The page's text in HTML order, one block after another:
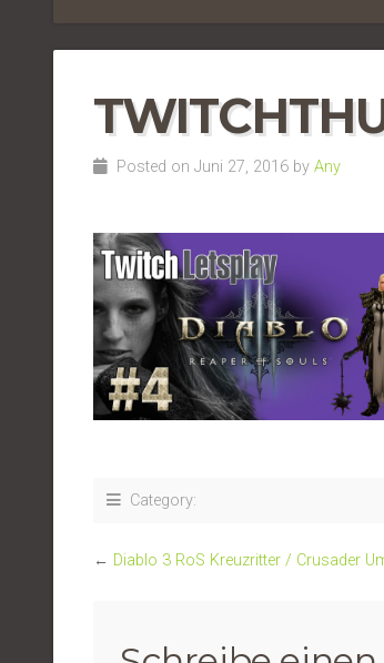
Posted on Juni 27, 2016 by Any
Category:
← Diablo 3 RoS Kreuzritter / Crusader